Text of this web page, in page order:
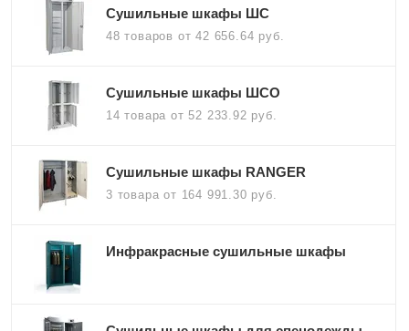
Сушильные шкафы ШС
48 товаров от 42 656.64 руб.
Сушильные шкафы ШСО
14 товара от 52 233.92 руб.
Сушильные шкафы RANGER
3 товараот 164 991.30 руб.
Инфракрасные сушильные шкафы